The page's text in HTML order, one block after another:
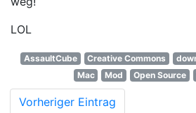
LOL
AssaultCube Creative Commons
Mac
Mod Open Source
Vorheriger Eintrag